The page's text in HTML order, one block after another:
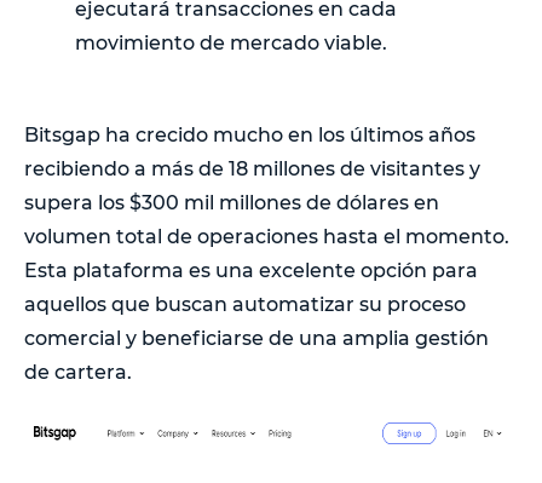
ejecutará transacciones en cada
movimiento de mercado viable.
Bitsgap ha crecido mucho en los últimos años
recibiendo a más de 18 millones de visitantes y
supera los $300 mil millones de dólares en
volumen total de operaciones hasta el momento.
Esta plataforma es una excelente opción para
aquellos que buscan automatizar su proceso
comercial y beneficiarse de una amplia gestión
de cartera.